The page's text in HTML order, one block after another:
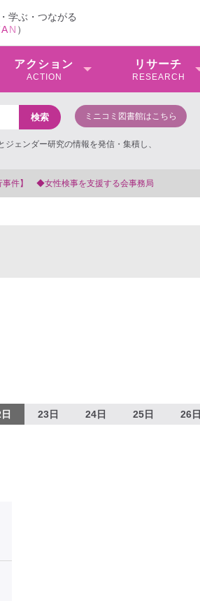
学ぶ・つながる
AN ）
アクション
ACTION
リサーチ
RESEARCH
ミニコミ図書館はこちら
ェンダー研究の情報を発信・集積し、
事件】 ◆女性検事を支援する会事務局
23日 24日 25日 26日